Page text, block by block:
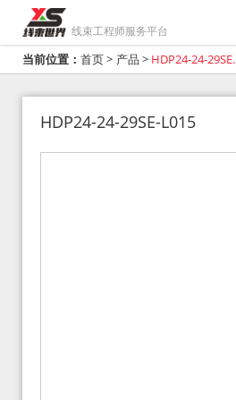
线束工程师服务平台
当前位置： 首页> 产品 > HDP24-24-29SE-
HDP24-24-29SE-L015